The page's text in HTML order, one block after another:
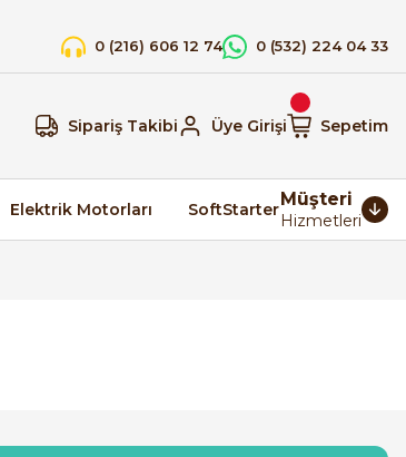
0 (216) 606 12 74 0 (532) 224 04 33
Sipariş Takibi Üye Girişi Sepetim
Elektrik Motorları SoftStarterMüşteri
Hizmetleri